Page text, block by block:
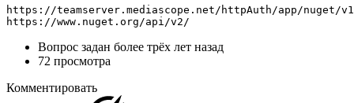
https://teamserver.mediascope.net/httpAuth/app/nuget/
https://www.nuget.org/api/v2/
Вопрос задан более трёх лет назад
72 просмотра
Комментировать